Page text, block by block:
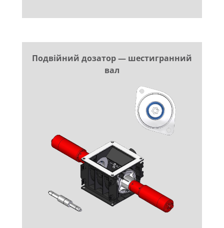
Подвійний дозатор — шестигранний
вал